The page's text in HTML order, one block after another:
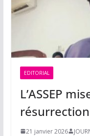
EDITORIAL
L’ASSEP
21 janvier 2026